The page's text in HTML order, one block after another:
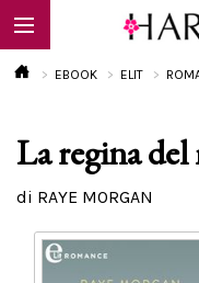
EBOOK
EBOOK ELIT
La regina
di RAYE MORGAN